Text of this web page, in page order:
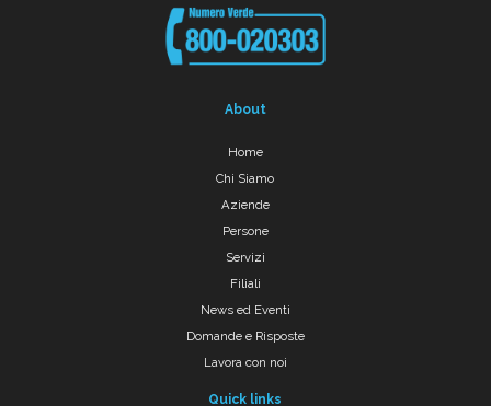
About
Home
Chi Siamo
Aziende
Persone
Servizi
Filiali
News ed Eventi
Domande e Risposte
Lavora con noi
Quick links